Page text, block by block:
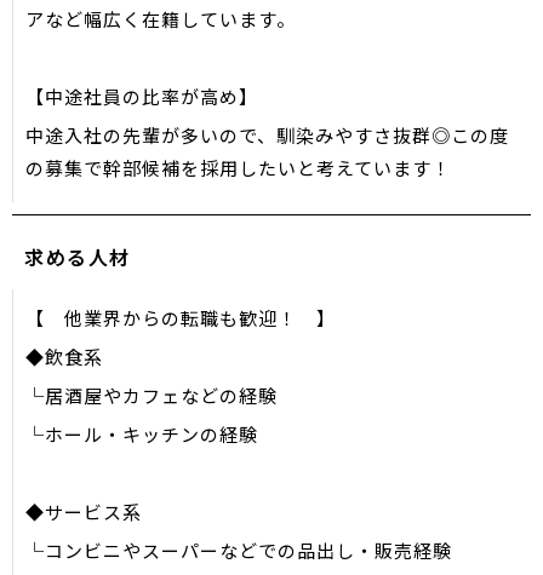
アなど幅広く在籍しています。
【中途社員の比率が高め】
中途入社の先輩が多いので、馴染みやすさ抜群◎この度
の募集で幹部候補を採用したいと考えています！
求める人材
【 他業界からの転職も歓迎！ 】
◆飲食系
└居酒屋やカフェなどの経験
└ホール・キッチンの経験
◆サービス系
└コンビニやスーパーなどでの品出し・販売経験